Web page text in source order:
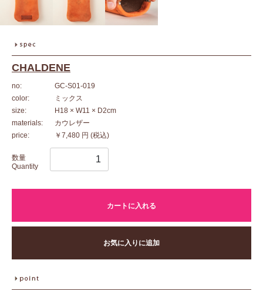
CHALDENE
no:
GC-S01-019
color:
ミックス
size:
H18 × W11 × D2cm
materials:
カウレザー
price:
￥7,480 円 (税込)
数量
Quantity
カートに入れる
お気に入りに追加